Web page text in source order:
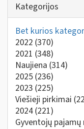
Kategorijos
Bet kurios
2022 (370)
2021 (348)
Naujiena (314)
2025 (236)
2023 (225)
Viešieji pirkimai
2024 (221)
Gyventojų